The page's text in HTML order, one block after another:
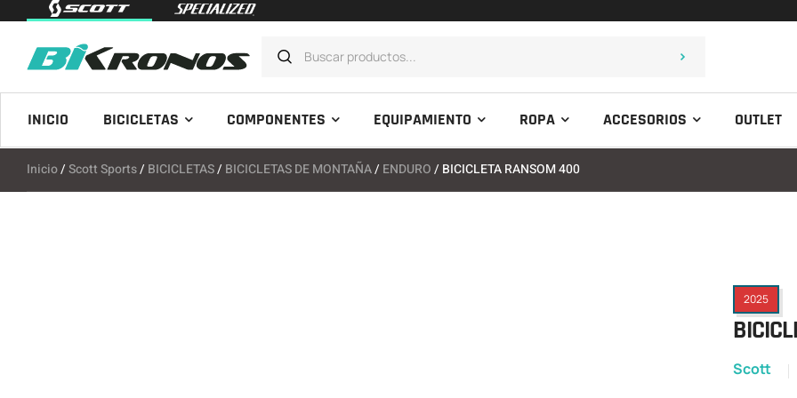
INICIO BICICLETAS COMPONENTES EQUIPAMIENTO ROPA ACCESORIOS OUTLET
Inicio/Scott Sports/ BICICLETAS/ BICICLETAS DE MONTAÑA/ ENDURO/ BICICLETA RANSOM 400
2025
Scott